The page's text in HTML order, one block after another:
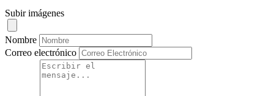
Subir imágenes
Nombre
Correo electrónico